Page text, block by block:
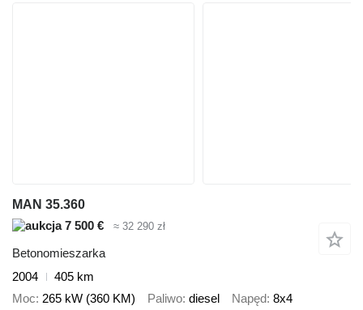
MAN 35.360
7 500 €
≈ 32 290 zł
Betonomieszarka
2004
405 km
Moc 265 kW (360 KM) Paliwo diesel Napęd 8x4